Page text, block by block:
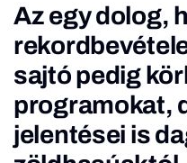
Az egy dolog,
sajtó pedig
programokat,
jelentései is